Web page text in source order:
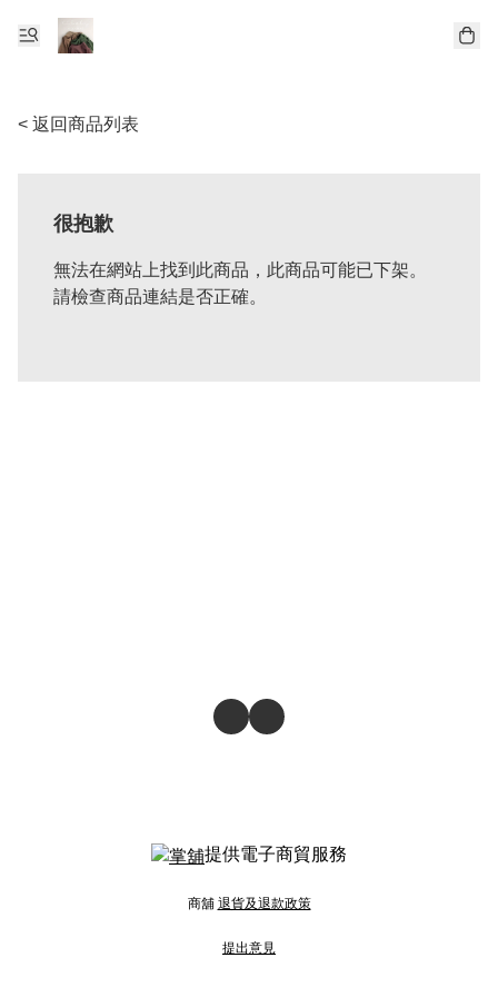
< 返回商品列表
很抱歉
無法在網站上找到此商品，此商品可能已下架。
請檢查商品連結是否正確。
提供電子商貿服務
商舖 退貨及退款政策
提出意見